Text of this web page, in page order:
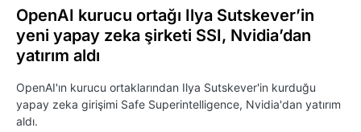
OpenAI kurucu ortağı Ilya Sutskever’in
yeni yapay zeka şirketi SSI, Nvidia’dan
yatırım aldı
OpenAI'ın kurucu ortaklarından Ilya Sutskever'in kurduğu
yapay zeka girişimi Safe Superintelligence, Nvidia'dan yatırım
aldı.